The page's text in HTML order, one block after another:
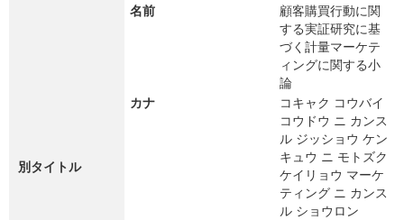
別タイトル
名前
顧客購買行動に関
する実証研究に基
づく計量マーケテ
ィングに関する小
論
カナ
コキャク コウバイ
コウドウ ニ カンス
ル ジッショウ ケン
キュウ ニ モトズク
ケイリョウ マーケ
ティング ニ カンス
ル ショウロン